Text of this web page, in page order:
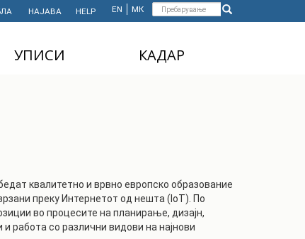
Форма
пребарување
Пребарување
EN МК
НАЈАВА HELP
УПИСИ
STUDIES
INTERNATIONAL
КАДАР
квалитетно и врвно европско образование
преку Интернетот од нешта (IoT). По
во процесите на планирање, дизајн,
работа со различни видови на најнови